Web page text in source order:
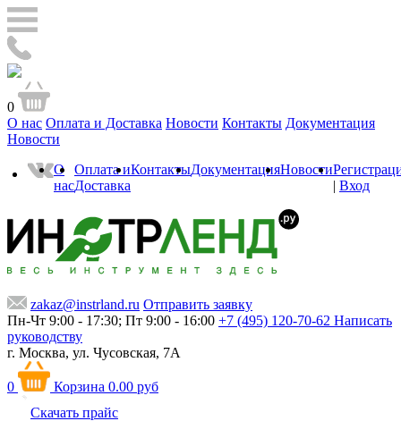
0
О нас Оплата и Доставка Новости Контакты Документация
Новости
О
нас
Оплата и
Доставка
КонтактыДокументацияНовости
| Вход
zakaz@instrland.ru Отправить заявку
Пн-Чт 9:00 - 17:30; Пт 9:00 - 16:00 +7 (495) 120-70-62 Написать
руководству
г. Москва, ул. Чусовская, 7А
0 Корзина 0.00 руб
Скачать прайс